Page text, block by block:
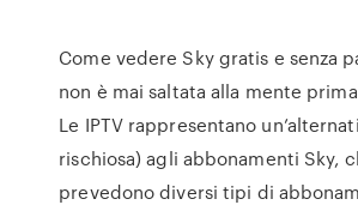
Come vedere Sky gratis e senza
non è mai saltata alla mente
Le IPTV rappresentano
rischiosa) agli abbonamenti Sky,
prevedono diversi tipi di